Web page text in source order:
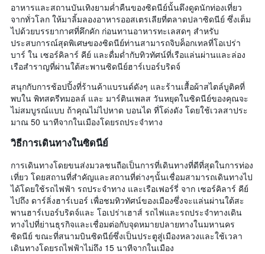
อาหารและสถานบันเทิงยามค่ำคืนของซิดนีย์นั้นดึงดูดนักท่องเที่ยว
จากทั่วโลก ให้มาลิ้มลองอาหารออสเตรเลียที่ตลาดปลาซิดนีย์ ซึ่งเต็ม
ไปด้วยบรรยากาศที่คึกคัก ก่อนทานอาหารทะเลสดๆ สำหรับ
ประสบการณ์สุดพิเศษของซิดนีย์ท่านสามารถจิบค็อกเทลที่โอเปร่า
บาร์ ใน เซอร์คิลาร์ คีย์ และดื่มด่ำกับทิวทัศน์ที่เรือแล่นผ่านและล่อง
เรือสำราญที่ผ่านใต้สะพานซิดนีย์ฮาร์เบอร์บริดจ์
สนุกกับการช้อปปิ้งที่ร้านค้าแบรนด์ดังๆ และร้านเสื้อผ้าสไตล์บูติคที่
พบใน พิทสตรีทมอลล์ และ มาร์ตินเพลส วันหยุดในซิดนีย์ของคุณจะ
ไม่สมบูรณ์แบบ ถ้าคุณไม่ไปหาด บอนได ที่โด่งดัง โดยใช้เวลสาประ
มาณ 50 นาทีจากในเมืองโดยรถประจำทาง
วิธีการเดินทางในซิดนีย์
การเดินทางโดยขนส่งมวลชนถือเป็นการที่เดินทางที่ดีที่สุดในการท่อง
เที่ยว โดยสถานที่สำคัญและสถานที่ต่างๆนั้นเชื่อมสามารถเดินทางไป
ได้โดยใช้รถไฟฟ้า รถประจำทาง และเรือเฟอร์รี่ จาก เซอร์คิลาร์ คีย์
ไปถึง ดาร์ลิ่งฮาร์เบอร์ เพื่อชมทิวทัศน์ของเมืองซึ่งจะแล่นผ่านใต้สะ
พานฮาร์เบอร์บริดจ์และ โอเปร่าเฮาส์ รถไฟและรถประจำทางเดิน
ทางไปที่ย่านธุรกิจและเชื่อมต่อกับจุดหมายปลายทางในมหานคร
ซิดนีย์ ขณะที่สนามบินซิดนีย์ซึ่งเป็นประตูสู่เมืองหลวงและใช้เวลา
เดินทางโดยรถไฟฟ้าไม่ถึง 15 นาทีจากในเมือง